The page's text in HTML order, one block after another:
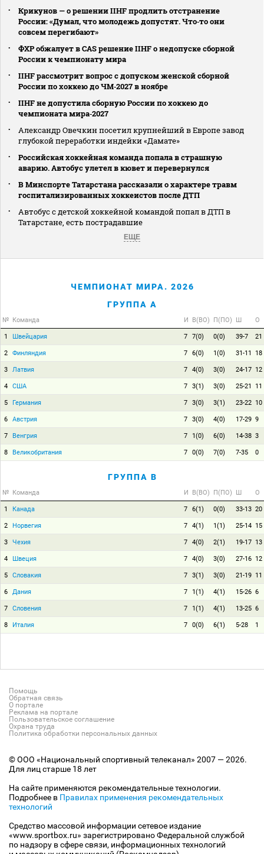
Крикунов — о решении IIHF продлить отстранение
России: «Думал, что молодежь допустят. Что‑то они
совсем перегибают»
ФХР обжалует в CAS решение IIHF о недопуске сборной
России к чемпионату мира
IIHF рассмотрит вопрос с допуском женской сборной
России по хоккею до ЧМ‑2027 в ноябре
IIHF не допустила сборную России по хоккею до
чемпионата мира‑2027
Александр Овечкин посетил крупнейший в Европе завод
глубокой переработки индейки «Дамате»
Российская хоккейная команда попала в страшную
аварию. Автобус улетел в кювет и перевернулся
В Минспорте Татарстана рассказали о характере травм
госпитализированных хоккеистов после ДТП
Автобус с детской хоккейной командой попал в ДТП в
Татарстане, есть пострадавшие
ЕЩЕ
ЧЕМПИОНАТ МИРА. 2026
ГРУППА A
№ Команда И В(ВО) П(ПО) Ш О
1 Швейцария 7 7(0) 0(0) 39-7 21
2 Финляндия 7 6(0) 1(0) 31-11 18
3 Латвия 7 4(0) 3(0) 24-17 12
4 США 7 3(1) 3(0) 25-21 11
5 Германия 7 3(0) 3(1) 23-22 10
6 Австрия 7 3(0) 4(0) 17-29 9
7 Венгрия 7 1(0) 6(0) 14-38 3
8 Великобритания 7 0(0) 7(0) 7-35 0
ГРУППА B
№ Команда И В(ВО) П(ПО) Ш О
1 Канада 7 6(1) 0(0) 33-13 20
2 Норвегия 7 4(1) 1(1) 25-14 15
3 Чехия 7 4(0) 2(1) 19-17 13
4 Швеция 7 4(0) 3(0) 27-16 12
5 Словакия 7 3(1) 3(0) 21-19 11
6 Дания 7 1(1) 4(1) 15-26 6
7 Словения 7 1(1) 4(1) 13-25 6
8 Италия 7 0(0) 6(1) 5-28 1
Помощь
Обратная связь
О портале
Реклама на портале
Пользовательское соглашение
Охрана труда
Политика обработки персональных данных
© ООО «Национальный спортивный телеканал» 2007 — 2026.
Для лиц старше 18 лет
На сайте применяются рекомендательные технологии.
Подробнее в Правилах применения рекомендательных
технологий
Средство массовой информации сетевое издание
«www.sportbox.ru» зарегистрировано Федеральной службой
по надзору в сфере связи, информационных технологий